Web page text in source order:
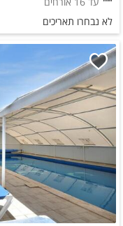
לא נבחרו תאריכים